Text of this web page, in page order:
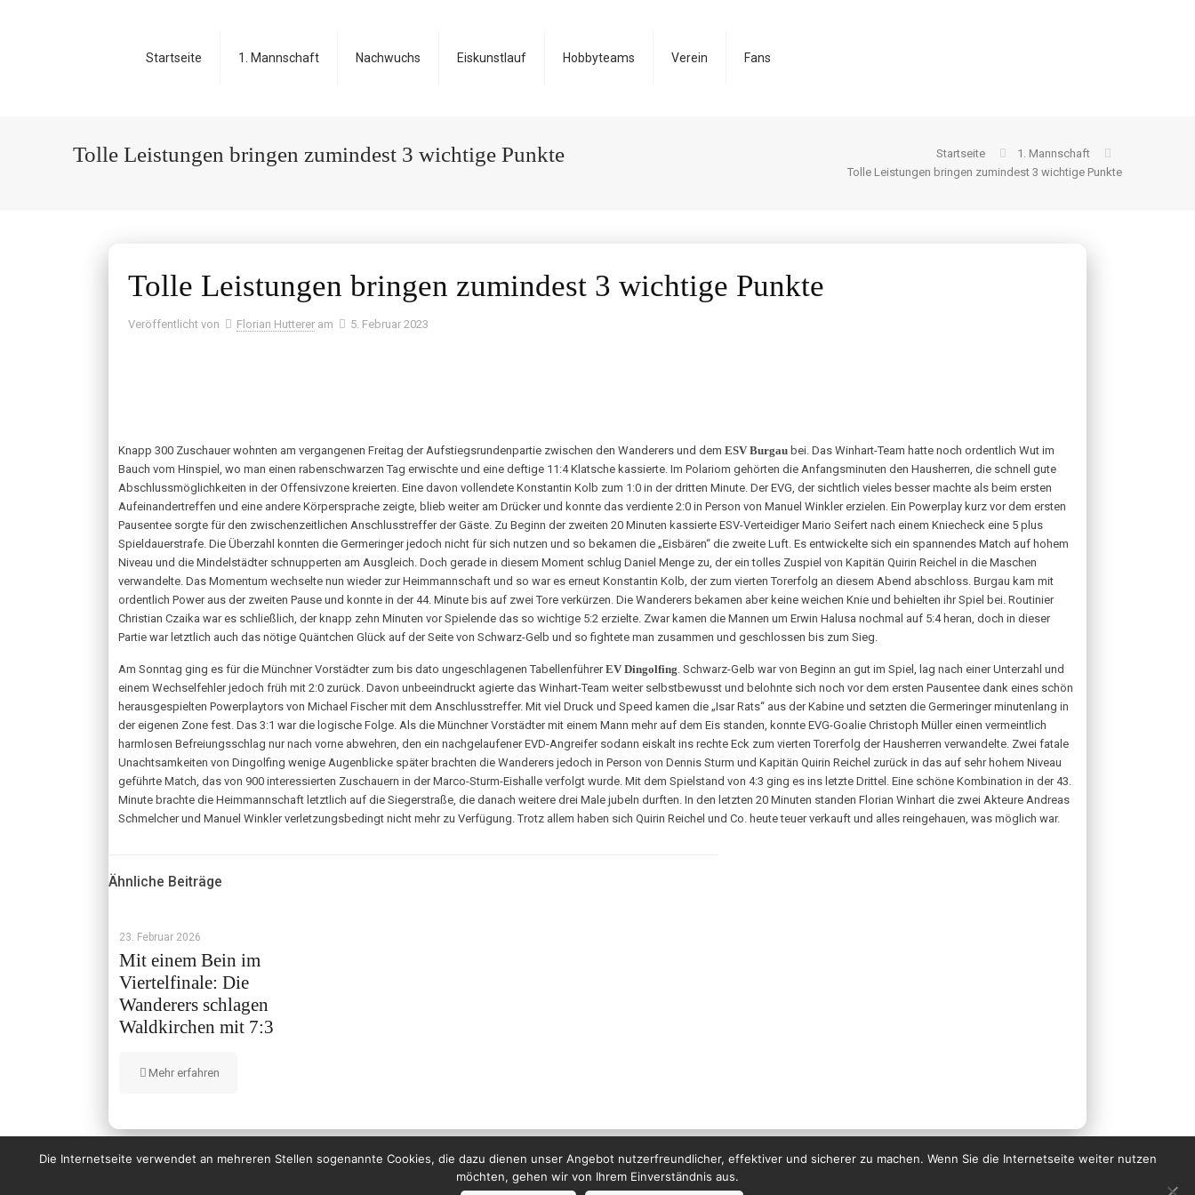
Startseite 1. Mannschaft Nachwuchs Eiskunstlauf Hobbyteams Verein Fans
Tolle Leistungen bringen zumindest 3 wichtige Punkte Startseite
1. Mannschaft
Tolle Leistungen bringen zumindest 3 wichtige Punkte
Tolle Leistungen bringen zumindest 3 wichtige Punkte
Veröffentlicht von Florian Hutterer am 5. Februar 2023
Knapp 300 Zuschauer wohnten am vergangenen Freitag der Aufstiegsrundenpartie zwischen den Wanderers und dem ESV Burgau bei. Das Winhart-Team hatte noch ordentlich Wut im
Bauch vom Hinspiel, wo man einen rabenschwarzen Tag erwischte und eine deftige 11:4 Klatsche kassierte. Im Polariom gehörten die Anfangsminuten den Hausherren, die schnell gute
Abschlussmöglichkeiten in der Offensivzone kreierten. Eine davon vollendete Konstantin Kolb zum 1:0 in der dritten Minute. Der EVG, der sichtlich vieles besser machte als beim ersten
Aufeinandertreffen und eine andere Körpersprache zeigte, blieb weiter am Drücker und konnte das verdiente 2:0 in Person von Manuel Winkler erzielen. Ein Powerplay kurz vor dem ersten
Pausentee sorgte für den zwischenzeitlichen Anschlusstreffer der Gäste. Zu Beginn der zweiten 20 Minuten kassierte ESV-Verteidiger Mario Seifert nach einem Kniecheck eine 5 plus
Spieldauerstrafe. Die Überzahl konnten die Germeringer jedoch nicht für sich nutzen und so bekamen die „Eisbären“ die zweite Luft. Es entwickelte sich ein spannendes Match auf hohem
Niveau und die Mindelstädter schnupperten am Ausgleich. Doch gerade in diesem Moment schlug Daniel Menge zu, der ein tolles Zuspiel von Kapitän Quirin Reichel in die Maschen
verwandelte. Das Momentum wechselte nun wieder zur Heimmannschaft und so war es erneut Konstantin Kolb, der zum vierten Torerfolg an diesem Abend abschloss. Burgau kam mit
ordentlich Power aus der zweiten Pause und konnte in der 44. Minute bis auf zwei Tore verkürzen. Die Wanderers bekamen aber keine weichen Knie und behielten ihr Spiel bei. Routinier
Christian Czaika war es schließlich, der knapp zehn Minuten vor Spielende das so wichtige 5:2 erzielte. Zwar kamen die Mannen um Erwin Halusa nochmal auf 5:4 heran, doch in dieser
Partie war letztlich auch das nötige Quäntchen Glück auf der Seite von Schwarz-Gelb und so fightete man zusammen und geschlossen bis zum Sieg.
Am Sonntag ging es für die Münchner Vorstädter zum bis dato ungeschlagenen TabellenführerEV Dingolfing. Schwarz-Gelb war von Beginn an gut im Spiel, lag nach einer Unterzahl und
einem Wechselfehler jedoch früh mit 2:0 zurück. Davon unbeeindruckt agierte das Winhart-Team weiter selbstbewusst und belohnte sich noch vor dem ersten Pausentee dank eines schön
herausgespielten Powerplaytors von Michael Fischer mit dem Anschlusstreffer. Mit viel Druck und Speed kamen die „Isar Rats“ aus der Kabine und setzten die Germeringer minutenlang in
der eigenen Zone fest. Das 3:1 war die logische Folge. Als die Münchner Vorstädter mit einem Mann mehr auf dem Eis standen, konnte EVG-Goalie Christoph Müller einen vermeintlich
harmlosen Befreiungsschlag nur nach vorne abwehren, den ein nachgelaufener EVD-Angreifer sodann eiskalt ins rechte Eck zum vierten Torerfolg der Hausherren verwandelte. Zwei fatale
Unachtsamkeiten von Dingolfing wenige Augenblicke später brachten die Wanderers jedoch in Person von Dennis Sturm und Kapitän Quirin Reichel zurück in das auf sehr hohem Niveau
geführte Match, das von 900 interessierten Zuschauern in der Marco-Sturm-Eishalle verfolgt wurde. Mit dem Spielstand von 4:3 ging es ins letzte Drittel. Eine schöne Kombination in der 43.
Minute brachte die Heimmannschaft letztlich auf die Siegerstraße, die danach weitere drei Male jubeln durften. In den letzten 20 Minuten standen Florian Winhart die zwei Akteure Andreas
Schmelcher und Manuel Winkler verletzungsbedingt nicht mehr zu Verfügung. Trotz allem haben sich Quirin Reichel und Co. heute teuer verkauft und alles reingehauen, was möglich war.
Ähnliche Beiträge
23. Februar 2026
Mit einem Bein im
Viertelfinale: Die
Wanderers schlagen
Waldkirchen mit 7:3
Mehr erfahren
Die Internetseite verwendet an mehreren Stellen sogenannte Cookies, die dazu dienen unser Angebot nutzerfreundlicher, effektiver und sicherer zu machen. Wenn Sie die Internetseite weiter nutzen
möchten, gehen wir von Ihrem Einverständnis aus.